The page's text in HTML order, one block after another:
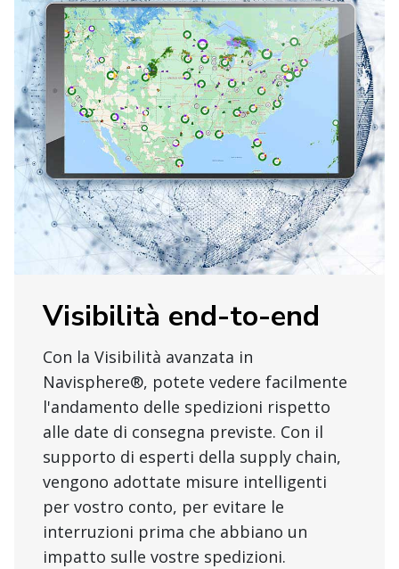
Visibilità end-to-end
Con la Visibilità avanzata in
Navisphere®, potete vedere facilmente
l'andamento delle spedizioni rispetto
alle date di consegna previste. Con il
supporto di esperti della supply chain,
vengono adottate misure intelligenti
per vostro conto, per evitare le
interruzioni prima che abbiano un
impatto sulle vostre spedizioni.